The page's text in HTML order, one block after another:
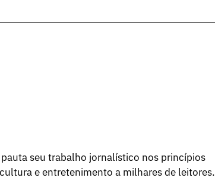
seu trabalho jornalístico nos princípios
e entretenimento a milhares de leitores.